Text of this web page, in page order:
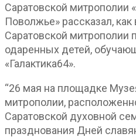
Саратовской митрополии
Поволжье» рассказал,
Саратовской митрополии
одаренных детей,
«Галактика64».
“26 мая на площадке
митрополии,
Саратовской духовной
празднования Дней